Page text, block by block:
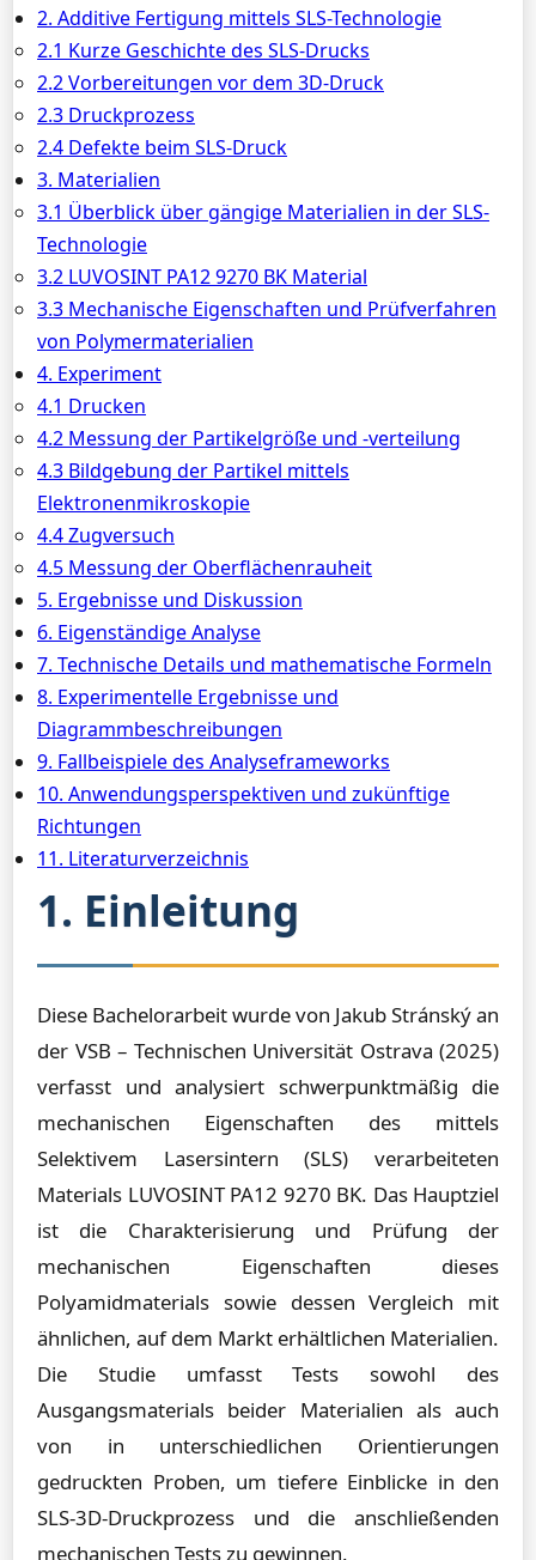
2. Additive Fertigung mittels SLS-Technologie
2.1 Kurze Geschichte des SLS-Drucks
2.2 Vorbereitungen vor dem 3D-Druck
2.3 Druckprozess
2.4 Defekte beim SLS-Druck
3. Materialien
3.1 Überblick über gängige Materialien in der SLS-
Technologie
3.2 LUVOSINT PA12 9270 BK Material
3.3 Mechanische Eigenschaften und Prüfverfahren
von Polymermaterialien
4. Experiment
4.1 Drucken
4.2 Messung der Partikelgröße und -verteilung
4.3 Bildgebung der Partikel mittels
Elektronenmikroskopie
4.4 Zugversuch
4.5 Messung der Oberflächenrauheit
5. Ergebnisse und Diskussion
6. Eigenständige Analyse
7. Technische Details und mathematische Formeln
8. Experimentelle Ergebnisse und
Diagrammbeschreibungen
9. Fallbeispiele des Analyseframeworks
10. Anwendungsperspektiven und zukünftige
Richtungen
11. Literaturverzeichnis
1. Einleitung
Diese Bachelorarbeit wurde von Jakub Stránský an
der VSB – Technischen Universität Ostrava (2025)
verfasst und analysiert schwerpunktmäßig die
mechanischen Eigenschaften des mittels
Selektivem Lasersintern (SLS) verarbeiteten
Materials LUVOSINT PA12 9270 BK. Das Hauptziel
ist die Charakterisierung und Prüfung der
mechanischen Eigenschaften dieses
Polyamidmaterials sowie dessen Vergleich mit
ähnlichen, auf dem Markt erhältlichen Materialien.
Die Studie umfasst Tests sowohl des
Ausgangsmaterials beider Materialien als auch
von in unterschiedlichen Orientierungen
gedruckten Proben, um tiefere Einblicke in den
SLS-3D-Druckprozess und die anschließenden
mechanischen Tests zu gewinnen.